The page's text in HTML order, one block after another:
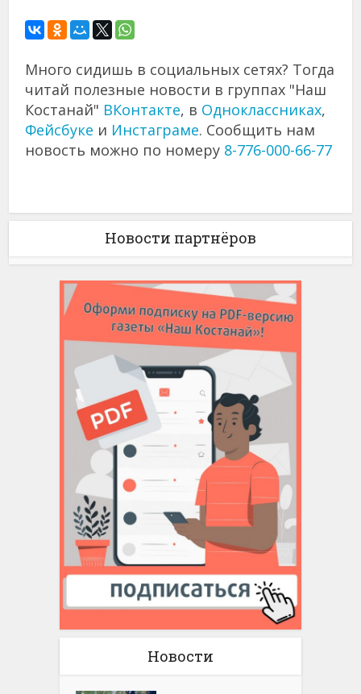
Много сидишь в социальных сетях? Тогда
читай полезные новости в группах "Наш
Костанай" ВКонтакте, в Одноклассниках,
Фейсбуке и Инстаграме. Сообщить нам
новость можно по номеру 8-776-000-66-77
Новости партнёров
Новости